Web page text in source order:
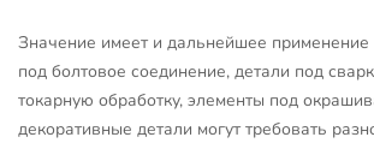
Значение имеет и дальнейшее
под болтовое соединение, детали под
токарную обработку, элементы под
декоративные детали могут требовать